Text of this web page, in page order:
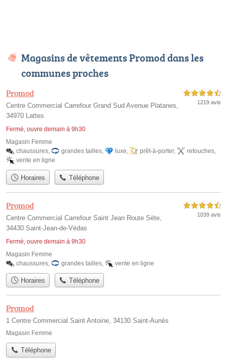
Magasins de vêtements Promod dans les
communes proches
Promod
Centre Commercial Carrefour Grand Sud Avenue Platanes,
34970 Lattes
Fermé, ouvre demain à 9h30
4,5 étoiles sur 5
1219 avis
Magasin Femme
chaussures, grandes tailles, luxe, prêt-à-porter, retouches,
vente en ligne
Horaires Téléphone
Promod
Centre Commercial Carrefour Saint Jean Route Sète,
34430 Saint-Jean-de-Védas
Fermé, ouvre demain à 9h30
4,5 étoiles sur 5
1039 avis
Magasin Femme
chaussures
grandes tailles vente en ligne
Horaires Téléphone
Promod
1 Centre Commercial Saint Antoine, 34130 Saint-Aunès
Magasin Femme
Téléphone